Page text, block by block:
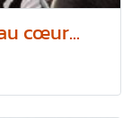
cœur...